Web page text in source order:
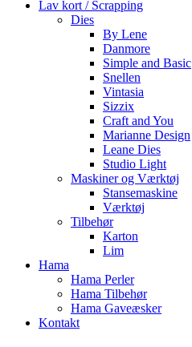
Lav kort / Scrapping
Dies
By Lene
Danmore
Simple and Basic
Snellen
Vintasia
Sizzix
Craft and You
Marianne Design
Leane Dies
Studio Light
Maskiner og Værktøj
Stansemaskine
Værktøj
Tilbehør
Karton
Lim
Hama
Hama Perler
Hama Tilbehør
Hama Gaveæsker
Kontakt